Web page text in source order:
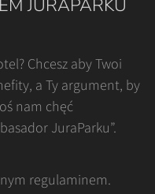
JURAPARKU
Chcesz aby Twoi
a Ty argument, by
nam chęć
JuraParku”.
regulaminem.